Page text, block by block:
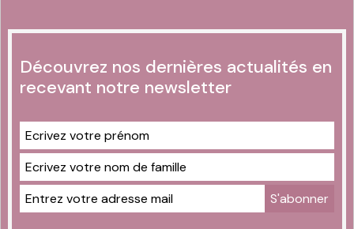
Découvrez nos dernières actualités en
recevant notre newsletter